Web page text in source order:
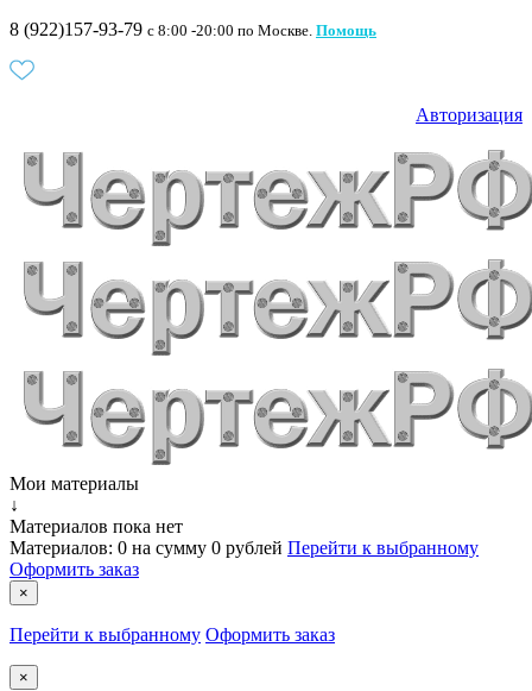
8 (922)157-93-79 c 8:00 -20:00 по Москве. Помощь
Авторизация
Мои материалы
↓
Материалов пока нет
Материалов: 0 на сумму 0 рублей Перейти к выбранному
Оформить заказ
×
Перейти к выбранному Оформить заказ
×